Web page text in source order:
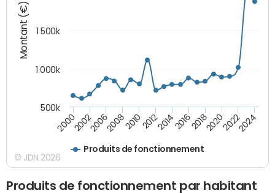
Montant (€)
Produits de fonctionnement
200020022006200820102012201420162018202020222024
500k
1 000k
1 500k
© JDN 2026
Produits de fonctionnement par habitant